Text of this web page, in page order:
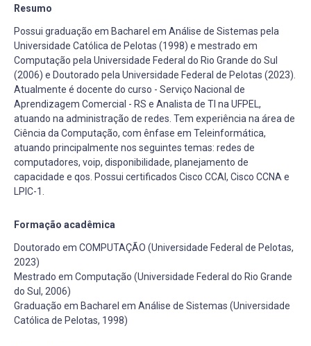
Resumo
Possui graduação em Bacharel em Análise de Sistemas pela
Universidade Católica de Pelotas (1998) e mestrado em
Computação pela Universidade Federal do Rio Grande do Sul
(2006) e Doutorado pela Universidade Federal de Pelotas (2023).
Atualmente é docente do curso - Serviço Nacional de
Aprendizagem Comercial - RS e Analista de TI na UFPEL,
atuando na administração de redes. Tem experiência na área de
Ciência da Computação, com ênfase em Teleinformática,
atuando principalmente nos seguintes temas: redes de
computadores, voip, disponibilidade, planejamento de
capacidade e qos. Possui certificados Cisco CCAI, Cisco CCNA e
LPIC-1.
Formação acadêmica
Doutorado em COMPUTAÇÃO (Universidade Federal de Pelotas,
2023)
Mestrado em Computação (Universidade Federal do Rio Grande
do Sul, 2006)
Graduação em Bacharel em Análise de Sistemas (Universidade
Católica de Pelotas, 1998)